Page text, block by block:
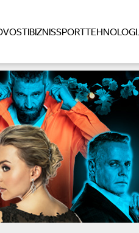
BIZNISSPORT